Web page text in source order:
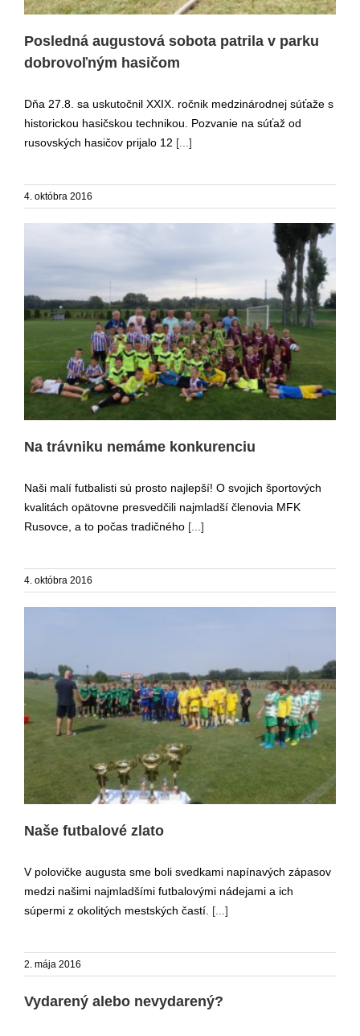
Posledná augustová sobota patrila v parku
dobrovoľným hasičom
Dňa 27.8. sa uskutočnil XXIX. ročnik medzinárodnej súťaže s
historickou hasičskou technikou. Pozvanie na súťaž od
rusovských hasičov prijalo 12 [...]
4. októbra 2016
Na trávniku nemáme konkurenciu
Na trávniku nemáme konkurenciu
Naši malí futbalisti sú prosto najlepší! O svojich športových
kvalitách opätovne presvedčili najmladší členovia MFK
Rusovce, a to počas tradičného [...]
4. októbra 2016
Naše futbalové zlato
Naše futbalové zlato
V polovičke augusta sme boli svedkami napínavých zápasov
medzi našimi najmladšími futbalovými nádejami a ich
súpermi z okolitých mestských častí. [...]
2. mája 2016
Vydarený alebo nevydarený?